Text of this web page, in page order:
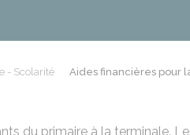
- Scolarité Aides financières pour
du primaire à la terminale.